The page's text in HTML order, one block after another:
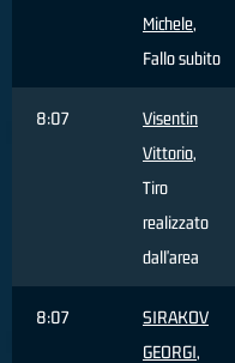
Michele,
Fallo subito
8:07
Visentin
Vittorio,
Tiro
realizzato
dall'area
8:07
SIRAKOV
GEORGI,